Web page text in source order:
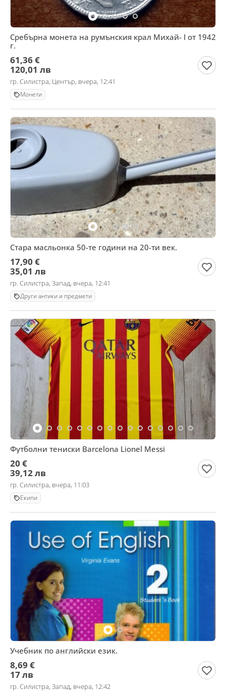
Сребърна монета на румънския крал Михай- I от 1942
г.
61,36 €
120,01 лв
гр. Силистра, Център, вчера, 12:41
Монети
Стара масльонка 50-те години на 20-ти век.
17,90 €
35,01 лв
гр. Силистра, Запад, вчера, 12:41
Други антики и предмети
Футболни тениски Barcelona Lionel Messi
20 €
39,12 лв
гр. Силистра, вчера, 11:03
Екипи
Учебник по английски език.
8,69 €
17 лв
гр. Силистра, Запад, вчера, 12:42